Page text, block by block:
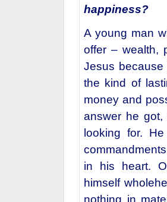
happiness?
A young man
offer – wealth,
Jesus because
the kind of
money and
answer he
looking for.
in his heart.
himself
nothing in